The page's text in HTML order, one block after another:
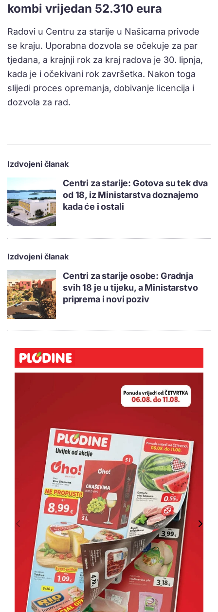
kombi vrijedan 52.310 eura
Radovi u Centru za starije u Našicama privode
se kraju. Uporabna dozvola se očekuje za par
tjedana, a krajnji rok za kraj radova je 30. lipnja,
kada je i očekivani rok završetka. Nakon toga
slijedi proces opremanja, dobivanje licencija i
dozvola za rad.
Izdvojeni članak
Centri za starije: Gotova su tek dva
od 18, iz Ministarstva doznajemo
kada će i ostali
Izdvojeni članak
Centri za starije osobe: Gradnja
svih 18 je u tijeku, a Ministarstvo
priprema i novi poziv